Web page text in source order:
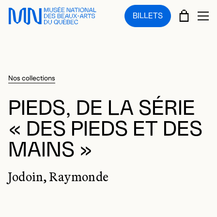
Sauter au menu principal
Sauter au contenu principal
Sauter au pied de page
BILLETS PANIER
Nos collections
PIEDS, DE LA SÉRIE
« DES PIEDS ET DES
MAINS »
Jodoin, Raymonde